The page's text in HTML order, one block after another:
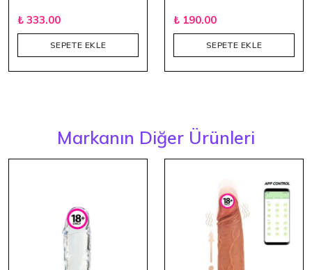
₺ 333.00
SEPETE EKLE
₺ 190.00
SEPETE EKLE
Markanın Diğer Ürünleri